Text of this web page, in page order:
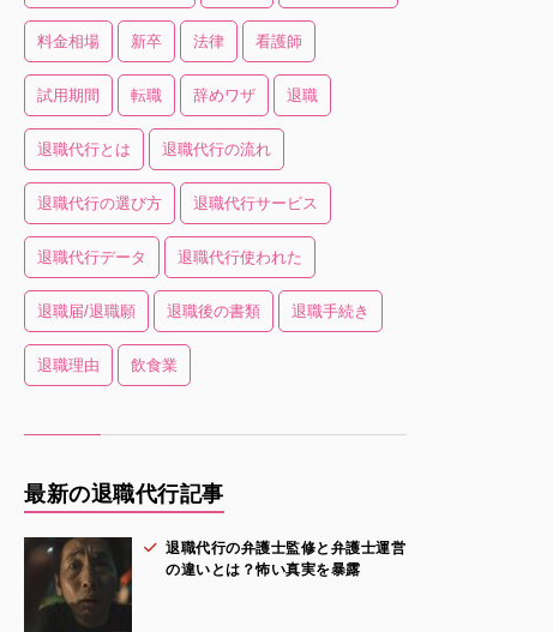
料金相場 新卒 法律 看護師
試用期間 転職 辞めワザ 退職
退職代行とは 退職代行の流れ
退職代行の選び方 退職代行サービス
退職代行データ 退職代行使われた
退職届/退職願 退職後の書類 退職手続き
退職理由 飲食業
最新の退職代行記事
退職代行の弁護士監修と弁護士運営
の違いとは？怖い真実を暴露